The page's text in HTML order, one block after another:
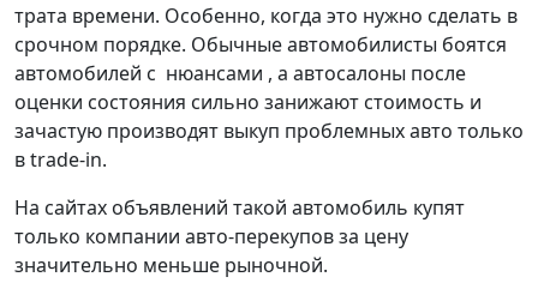
трата времени. Особенно, когда это нужно сделать в
срочном порядке. Обычные автомобилисты боятся
автомобилей с нюансами , а автосалоны после
оценки состояния сильно занижают стоимость и
зачастую производят выкуп проблемных авто только
в trade-in.
На сайтах объявлений такой автомобиль купят
только компании авто-перекупов за цену
значительно меньше рыночной.